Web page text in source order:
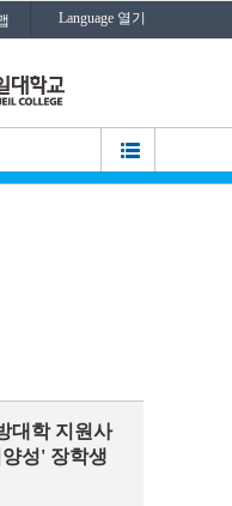
Language 열기
대학 지원사
성' 장학생